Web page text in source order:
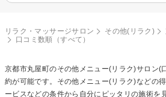
リラク・マッサージサロン その他(リラク)
口コミ数順（すべて）
京都市丸屋町のその他メニュー(リラク)サロン(
約が可能です。その他メニュー(リラク)などの
ービスなどの条件から自分にピッタリの施術を